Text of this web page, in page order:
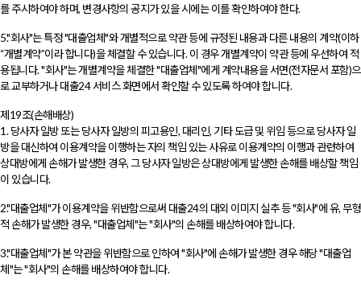
를 주시하여야 하며, 변경사항의 공지가 있을 시에는 이를 확인하여야 한다.
5."회사"는 특정 "대출업체"와 개별적으로 약관 등에 규정된 내용과 다른 내용의 계약(이하
“개별계약”이라 합니다)을 체결할 수 있습니다. 이 경우 개별계약이 약관 등에 우선하여 적
용됩니다. "회사"는 개별계약을 체결한 "대출업체"에게 계약내용을 서면(전자문서 포함)으
로 교부하거나 대출24 서비스 화면에서 확인할 수 있도록 하여야 합니다.
제19조(손해배상)
1. 당사자 일방 또는 당사자 일방의 피고용인, 대리인, 기타 도급 및 위임 등으로 당사자 일
방을 대신하여 이용계약을 이행하는 자의 책임 있는 사유로 이용계약의 이행과 관련하여
상대방에게 손해가 발생한 경우, 그 당사자 일방은 상대방에게 발생한 손해를 배상할 책임
이 있습니다.
2."대출업체"가 이용계약을 위반함으로써 대출24의 대외 이미지 실추 등 "회사"에 유, 무형
적 손해가 발생한 경우, "대출업체"는 "회사"의 손해를 배상하여야 합니다.
3."대출업체"가 본 약관을 위반함으로 인하여 "회사"에 손해가 발생한 경우 해당 "대출업
체"는 "회사"의 손해를 배상하여야 합니다.